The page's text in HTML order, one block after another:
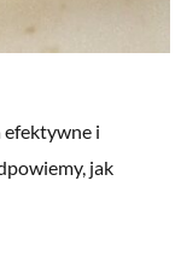
efektywne i
jak